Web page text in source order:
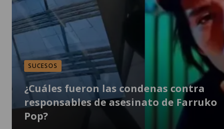
SUCESOS
¿Cuáles fueron las condenas contra
responsables de asesinato de Farruko
Pop?